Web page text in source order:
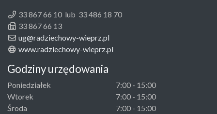
33 867 66 10 lub 33 486 18 70
33 867 66 13
ug@radziechowy-wieprz.pl
www.radziechowy-wieprz.pl
Godziny urzędowania
Poniedziałek
7:00 - 15:00
Wtorek
7:00 - 15:00
Środa
7:00 - 15:00